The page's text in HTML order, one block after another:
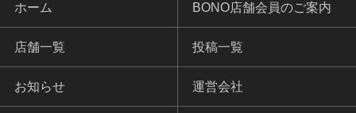
ホーム BONO店舗会員のご案内
店舗一覧 投稿一覧
お知らせ 運営会社